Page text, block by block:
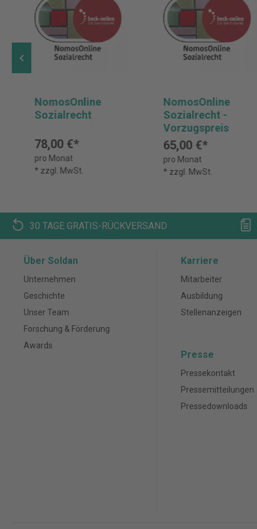
NomosOnline
Sozialrecht
78,00 €*
pro Monat
* zzgl. MwSt.
NomosOnline
Sozialrecht -
Vorzugspreis
65,00 €*
pro Monat
* zzgl. MwSt.
30 TAGE GRATIS-RÜCKVERSAND
Über Soldan
Unternehmen
Geschichte
Unser Team
Forschung & Förderung
Awards
Karriere
Mitarbeiter
Ausbildung
Stellenanzeigen
Presse
Pressekontakt
Pressemitteilungen
Pressedownloads